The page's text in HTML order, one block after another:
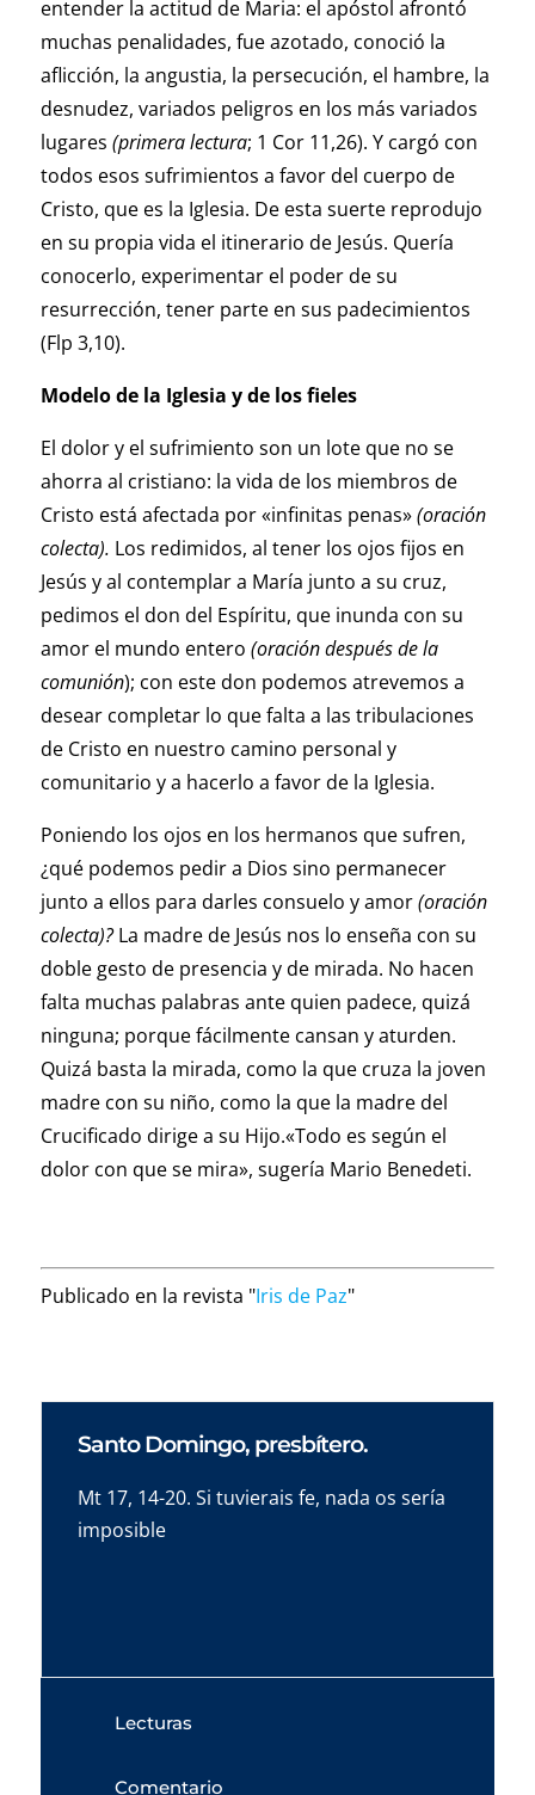
entender la actitud de Maria: el apóstol afrontó
muchas penalidades, fue azotado, conoció la
aflicción, la angustia, la persecución, el hambre, la
desnudez, variados peligros en los más variados
lugares (primera lectura; 1 Cor 11,26). Y cargó con
todos esos sufrimientos a favor del cuerpo de
Cristo, que es la Iglesia. De esta suerte reprodujo
en su propia vida el itinerario de Jesús. Quería
conocerlo, experimentar el poder de su
resurrección, tener parte en sus padecimientos
(Flp 3,10).
Modelo de la Iglesia y de los fieles
El dolor y el sufrimiento son un lote que no se
ahorra al cristiano: la vida de los miembros de
Cristo está afectada por «infinitas penas»(oración
colecta). Los redimidos, al tener los ojos fijos en
Jesús y al contemplar a María junto a su cruz,
pedimos el don del Espíritu, que inunda con su
amor el mundo entero (oración después de la
comunión); con este don podemos atrevemos a
desear completar lo que falta a las tribulaciones
de Cristo en nuestro camino personal y
comunitario y a hacerlo a favor de la Iglesia.
Poniendo los ojos en los hermanos que sufren,
¿qué podemos pedir a Dios sino permanecer
junto a ellos para darles consuelo y amor(oración
colecta)?La madre de Jesús nos lo enseña con su
doble gesto de presencia y de mirada. No hacen
falta muchas palabras ante quien padece, quizá
ninguna; porque fácilmente cansan y aturden.
Quizá basta la mirada, como la que cruza la joven
madre con su niño, como la que la madre del
Crucificado dirige a su Hijo.«Todo es según el
dolor con que se mira», sugería Mario Benedeti.
Publicado en la revista "Iris de Paz"
Santo Domingo, presbítero.
Mt 17, 14-20. Si tuvierais fe, nada os sería
imposible
Lecturas
Comentario